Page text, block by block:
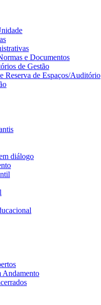
e Documentos
de Gestão
Reserva de Espaços/Auditório
diálogo
Andamento